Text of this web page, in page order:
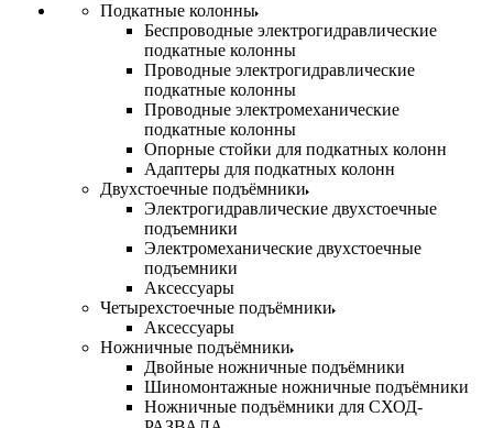
Подкатные колонны
Беспроводные электрогидравлические
подкатные колонны
Проводные электрогидравлические
подкатные колонны
Проводные электромеханические
подкатные колонны
Опорные стойки для подкатных колонн
Адаптеры для подкатных колонн
Двухстоечные подъёмники
Электрогидравлические двухстоечные
подъемники
Электромеханические двухстоечные
подъемники
Аксессуары
Четырехстоечные подъёмники
Аксессуары
Ножничные подъёмники
Двойные ножничные подъёмники
Шиномонтажные ножничные подъёмники
Ножничные подъёмники для СХОД-